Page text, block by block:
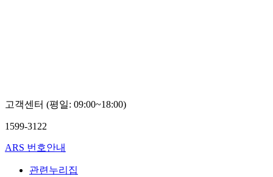
고객센터 (평일: 09:00~18:00)
1599-3122
ARS 번호안내
관련누리집